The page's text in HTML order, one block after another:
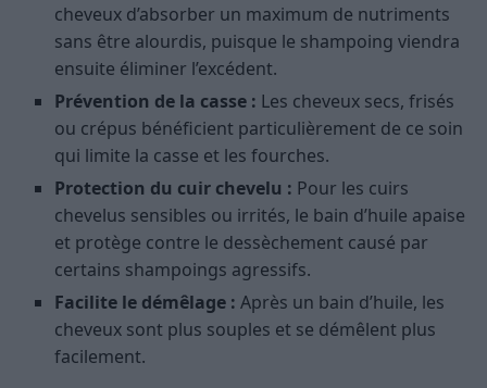
cheveux d’absorber un maximum de nutriments
sans être alourdis, puisque le shampoing viendra
ensuite éliminer l’excédent.
Prévention de la casse : Les cheveux secs, frisés
ou crépus bénéficient particulièrement de ce soin
qui limite la casse et les fourches.
Protection du cuir chevelu : Pour les cuirs
chevelus sensibles ou irrités, le bain d’huile apaise
et protège contre le dessèchement causé par
certains shampoings agressifs.
Facilite le démêlage : Après un bain d’huile, les
cheveux sont plus souples et se démêlent plus
facilement.